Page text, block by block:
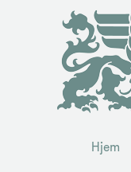
Hjem
Hjem